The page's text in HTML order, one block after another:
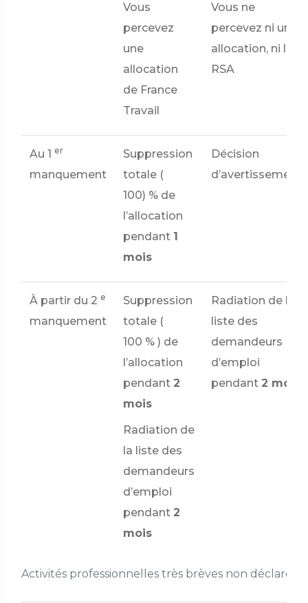
Activités professionnelles très brèves non déclarées
Vous
percevez
une
allocation
de France
Travail
Vous ne
percevez ni une
allocation, ni le
RSA
Au 1 er
manquement
Suppression
totale (
100) % de
l’allocation
pendant 1
mois
Décision
d’avertissement
À partir du 2 e
manquement
Suppression
totale (
100 % ) de
l’allocation
pendant 2
mois
Radiation de
la liste des
demandeurs
d’emploi
pendant 2
mois
Radiation de la
liste des
demandeurs
d’emploi
pendant 2 mois